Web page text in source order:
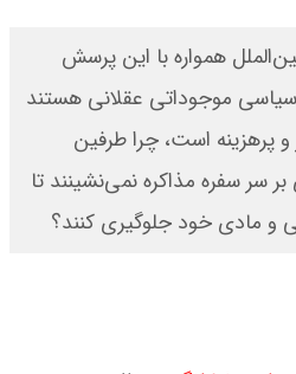
همواره با این پرسش
سیاسی موجوداتی عقلانی هستند
و پرهزینه است، چرا طرفین
سر سفره مذاکره نمی‌نشینند تا
و مادی خود جلوگیری کنند؟